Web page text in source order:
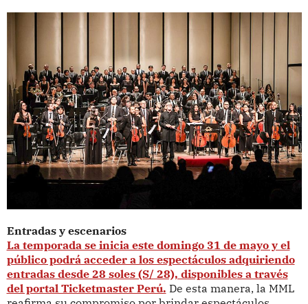
Entradas y escenarios
La temporada se inicia este domingo 31 de mayo y el
público podrá acceder a los espectáculos adquiriendo
entradas desde 28 soles (S/ 28), disponibles a través
del portal Ticketmaster Perú. De esta manera, la MML